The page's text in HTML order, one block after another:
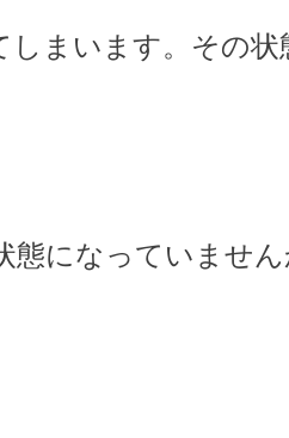
しまいます。その
態になっていません